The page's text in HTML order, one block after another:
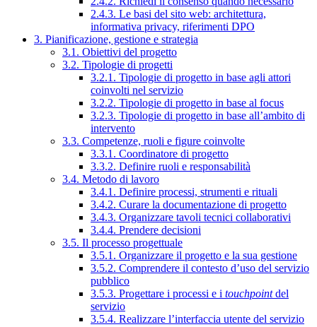
2.4.3. Le basi del sito web: architettura,
informativa privacy, riferimenti DPO
3. Pianificazione, gestione e strategia
3.1. Obiettivi del progetto
3.2. Tipologie di progetti
3.2.1. Tipologie di progetto in base agli attori
coinvolti nel servizio
3.2.2. Tipologie di progetto in base al focus
3.2.3. Tipologie di progetto in base all’ambito di
intervento
3.3. Competenze, ruoli e figure coinvolte
3.3.1. Coordinatore di progetto
3.3.2. Definire ruoli e responsabilità
3.4. Metodo di lavoro
3.4.1. Definire processi, strumenti e rituali
3.4.2. Curare la documentazione di progetto
3.4.3. Organizzare tavoli tecnici collaborativi
3.4.4. Prendere decisioni
3.5. Il processo progettuale
3.5.1. Organizzare il progetto e la sua gestione
3.5.2. Comprendere il contesto d’uso del servizio
pubblico
3.5.3. Progettare i processi e i touchpointdel
servizio
3.5.4. Realizzare l’interfaccia utente del servizio